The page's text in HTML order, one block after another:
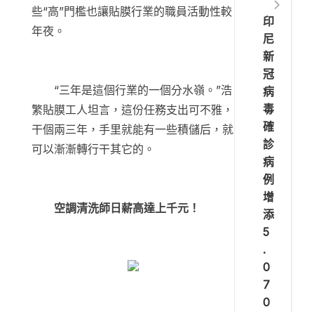
些“高”門檻也讓貼膜行業的職員活動性較
年夜。
“三年是這個行業的一個分水嶺。”浩
繁貼膜工人坦言，這份任務支出可不雅，
干個兩三年，手里就能有一些積儲后，就
可以漸漸轉行干其它的。
空調清洗師日薪高達上千元！
印
尼
新
冠
病
毒
確
診
病
例
增
添
5
.
0
7
0